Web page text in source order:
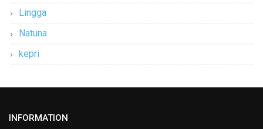
Lingga
Natuna
kepri
INFORMATION